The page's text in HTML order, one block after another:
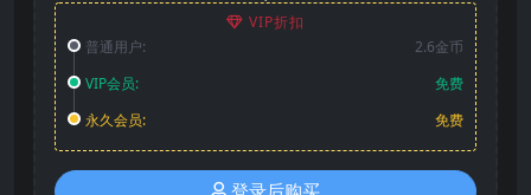
VIP折扣
普通用户:
2.6金币
VIP会员:
免费
永久会员:
免费
登录后购买